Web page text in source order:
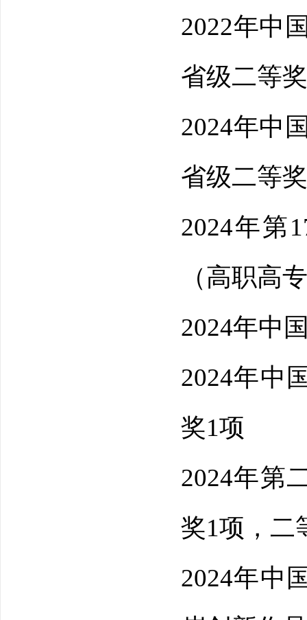
2022年中
省级二等奖
2024年中
省级二等奖
2024年第
（高职高
2024年中
2024年中
奖1项
2024年第
奖1项，二
2024年中